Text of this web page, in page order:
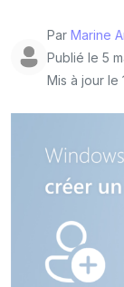
Par Marine
Publié le 5
Mis à jour le